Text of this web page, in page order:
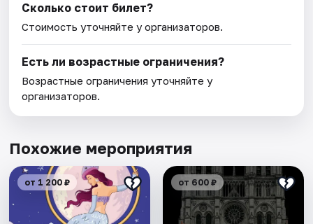
Сколько стоит билет?
Стоимость уточняйте у организаторов.
Есть ли возрастные ограничения?
Возрастные ограничения уточняйте у
организаторов.
Похожие мероприятия
от 1 200 ₽ от 600 ₽